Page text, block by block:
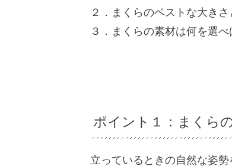
２．まくらのベストな大きさ
３．まくらの素材は何を選べ
ポイント１：まくら
立っているときの自然な姿